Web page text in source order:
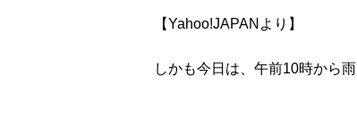
【Yahoo!JAPANより】
しかも今日は、午前10時から雨